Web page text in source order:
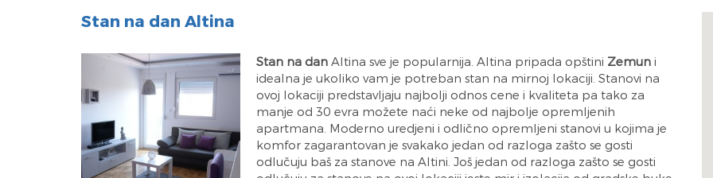
Stan na dan Altina
Stan na dan Altina sve je popularnija. Altina pripada opštini Zemun i
idealna je ukoliko vam je potreban stan na mirnoj lokaciji. Stanovi na
ovoj lokaciji predstavljaju najbolji odnos cene i kvaliteta pa tako za
manje od 30 evra možete naći neke od najbolje opremljenih
apartmana. Moderno uredjeni i odlično opremljeni stanovi u kojima je
komfor zagarantovan je svakako jedan od razloga zašto se gosti
odlučuju baš za stanove na Altini. Još jedan od razloga zašto se gosti